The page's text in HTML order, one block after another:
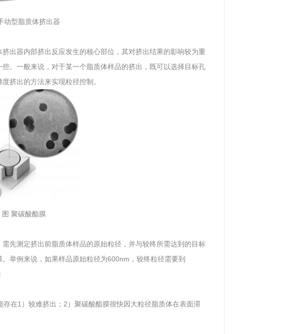
动型脂质体挤出器
出器内部挤出反应发生的核心部位，其对挤出结果的影响较为重
。一般来说，对于某一个脂质体样品的挤出，既可以选择目标孔
挤出的方法来实现粒径控制。
图 聚碳酸酯膜
先测定挤出前脂质体样品的原始粒径，并与较终所需达到的目标
举例来说，如果样品原始粒径为600nm，较终粒径需要到
在1）较难挤出；2）聚碳酸酯膜很快因大粒径脂质体在表面滞